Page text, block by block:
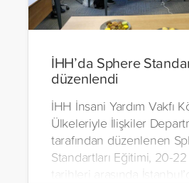
İHH’da Sphere
düzenlendi
İHH İnsani Yardım Vakfı
Ülkeleriyle İlişkiler
tarafından düzenlenen
Standartları Eğitimi, 20-